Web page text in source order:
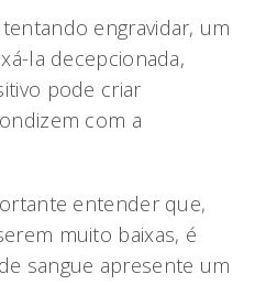
engravidar, um
la decepcionada,
pode criar
com a
entender que,
muito baixas, é
sangue apresente um